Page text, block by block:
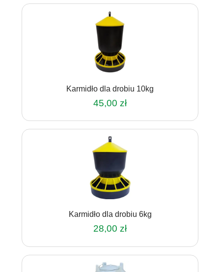
Karmidło dla drobiu 10kg
45,00 zł
Karmidło dla drobiu 6kg
28,00 zł